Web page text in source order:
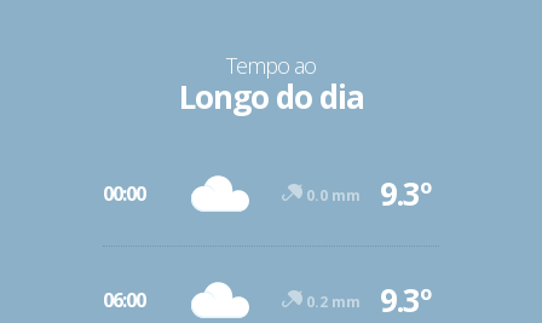
Tempo ao
Longo do dia
00:00 0.0 mm 9.3º
06:00 0.2 mm 9.3º